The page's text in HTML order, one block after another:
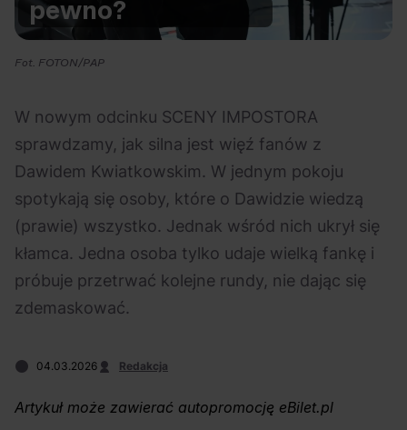
Na czasie
Polecane Scena Impostora 06.08.2026
Kto jest
prawdziwym fanem
Chivasa?
eBilet Festiwal 05.08.2026
Aplikacja
KAMAAAN nową
inicjatywą eBilet
jednoczącą fanów
OFF Festival 2026 – High Five: pięć
pewno?
Fot. FOTON/PAP
W nowym odcinku SCENY IMPOSTORA
sprawdzamy, jak silna jest więź fanów z
Dawidem Kwiatkowskim. W jednym pokoju
spotykają się osoby, które o Dawidzie wiedzą
(prawie) wszystko. Jednak wśród nich ukrył się
kłamca. Jedna osoba tylko udaje wielką fankę i
próbuje przetrwać kolejne rundy, nie dając się
zdemaskować.
04.03.2026 Redakcja
Artykuł może zawierać autopromocję eBilet.pl